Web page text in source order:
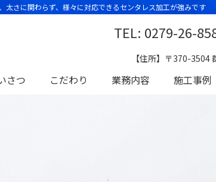
太さに関わらず、様々に対応できるセンタレス加工が強みです
TEL: 0279-26-
【住所】〒370-
さつ こだわり 業務内容 施工事例